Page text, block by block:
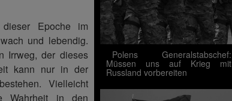
Epoche im
und lebendig.
Irrweg, der dieses
kann nur in der
Vielleicht
Wahrheit in den
Polens Generalstabschef:
Müssen uns auf Krieg mit
Russland vorbereiten